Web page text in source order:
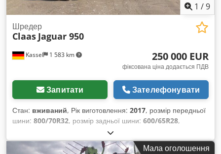
1 /9
Kassel 1 583 km
Шредер
Claas Jaguar 950
250 000 EUR
фіксована ціна додається ПДВ
Запитати Зателефонувати
Стан: вживаний, Рік виготовлення: 2017, розмір передньої
шини: 800/70R32, розмір задньої шини: 600/65R28,
Мала оголошення